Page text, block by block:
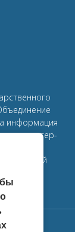
информация
мастер-
рамках
в Тульской